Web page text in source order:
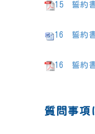
15 誓約書
16 誓約書
16 誓約書
質問事項